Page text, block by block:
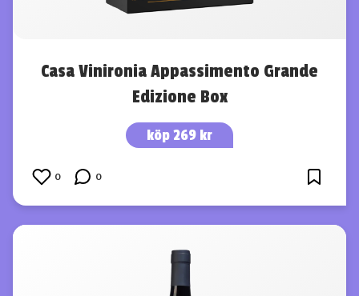
Casa Vinironia Appassimento Grande
Edizione Box
köp 269 kr
0 0